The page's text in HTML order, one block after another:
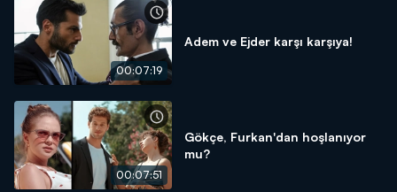
00:07:19
Adem ve Ejder karşı karşıya!
00:07:51
Gökçe, Furkan'dan hoşlanıyor
mu?